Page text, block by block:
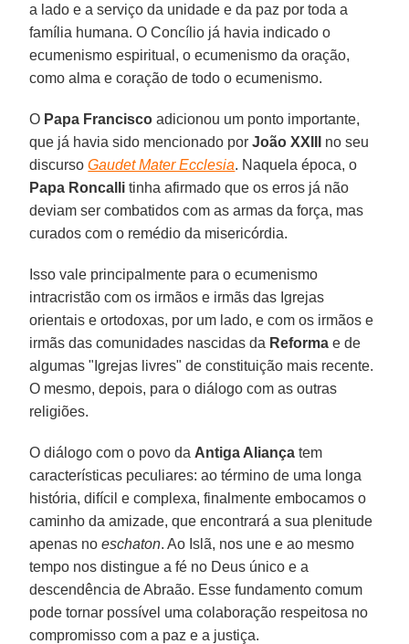
a lado e a serviço da unidade e da paz por toda a
família humana. O Concílio já havia indicado o
ecumenismo espiritual, o ecumenismo da oração,
como alma e coração de todo o ecumenismo.
O Papa Francisco adicionou um ponto importante,
que já havia sido mencionado porJoão XXIII
no seu
discursoGaudet Mater Ecclesia. Naquela época, o
Papa Roncallitinha afirmado que os erros já não
deviam ser combatidos com as armas da força, mas
curados com o remédio da misericórdia.
Isso vale principalmente para o ecumenismo
intracristão com os irmãos e irmãs das Igrejas
orientais e ortodoxas, por um lado, e com os irmãos e
irmãs das comunidades nascidas da Reforma e de
algumas "Igrejas livres" de constituição mais recente.
O mesmo, depois, para o diálogo com as outras
religiões.
O diálogo com o povo da Antiga Aliança tem
características peculiares: ao término de uma longa
história, difícil e complexa, finalmente embocamos o
caminho da amizade, que encontrará a sua plenitude
apenas noeschaton. Ao Islã, nos une e ao mesmo
tempo nos distingue a fé no Deus único e a
descendência de Abraão. Esse fundamento comum
pode tornar possível uma colaboração respeitosa no
compromisso com a paz e a justiça.